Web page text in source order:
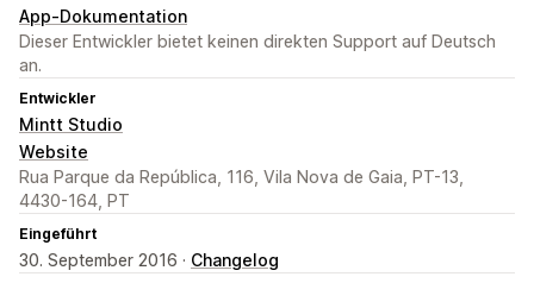
App-Dokumentation
Dieser Entwickler bietet keinen direkten Support auf Deutsch
an.
Entwickler
Mintt Studio
Website
Rua Parque da República, 116, Vila Nova de Gaia, PT-13,
4430-164, PT
Eingeführt
30. September 2016 · Changelog